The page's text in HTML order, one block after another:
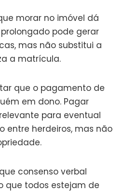
morar no imóvel dá
pode gerar
mas não substitui a
a matrícula.
que o pagamento de
em dono. Pagar
para eventual
entre herdeiros, mas não
consenso verbal
que todos estejam de